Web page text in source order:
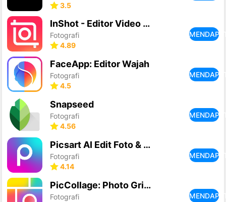
3.5
InShot - Editor Video Musik
Fotografi
4.89
FaceApp: Editor Wajah
Fotografi
4.5
Snapseed
Fotografi
4.56
Picsart AI Edit Foto & Video
Fotografi
4.14
PicCollage: Photo Grid Editor
Fotografi